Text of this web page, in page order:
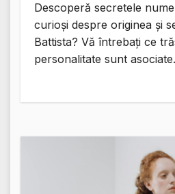
Descoperă secretele
curioși despre originea și
Battista? Vă întrebați ce
personalitate sunt